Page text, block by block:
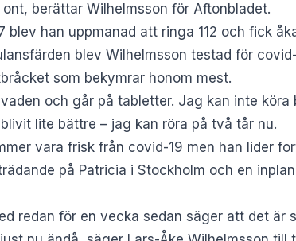
berättar Wilhelmsson för Aftonbladet.
blev han uppmanad att ringa 112 och fick
blev Wilhelmsson testad för
som bekymrar honom mest.
och går på tabletter. Jag kan inte
lite bättre – jag kan röra på två tår nu.
vara frisk från covid-19 men han lider
på Patricia i Stockholm och en
redan för en vecka sedan säger att det är